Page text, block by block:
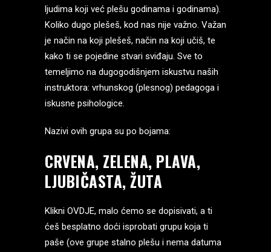
ljudima koji već plešu godinama i godinama).
Koliko dugo plešeš, kod nas nije važno. Važan
je način na koji plešeš, način na koji učiš, te
kako ti se pojedine stvari sviđaju. Sve to
temeljimo na dugogodišnjem iskustvu naših
instruktora: vrhunskog (plesnog) pedagoga i
iskusne psihologice.
Nazivi ovih grupa su po bojama:
CRVENA, ZELENA, PLAVA,
LJUBIČASTA, ŽUTA
Klikni OVDJE, malo ćemo se dopisivati, a ti
ćeš besplatno doći isprobati grupu koja ti
paše (ove grupe stalno plešu i nema datuma